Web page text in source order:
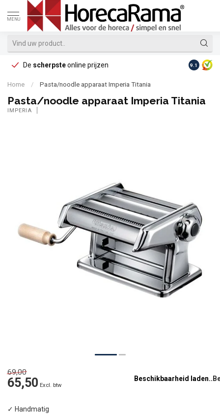
MENU
De scherpsteonline prijzen Op
9.1
Home / Pasta/noodle apparaat Imperia Titania
Pasta/noodle apparaat Imperia Titania
IMPERIA
69,00
65,50 Excl. btw
Beschikbaarheid laden..
✓ Handmatig